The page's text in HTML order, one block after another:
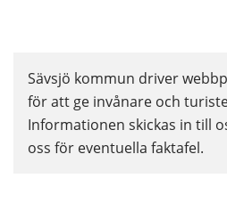
Sävsjö kommun driver
för att ge invånare och
Informationen skickas in till
oss för eventuella faktafel.